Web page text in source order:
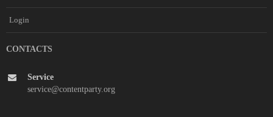
Login
CONTACTS
Service
service@contentparty.org